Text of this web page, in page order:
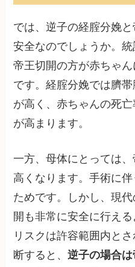
では、逆子の経腟分娩
安全なのでしょうか。統
帝王切開の方が赤ちゃ
です。経腟分娩では臍
が高く、赤ちゃんの死
が高まります。
一方、母体にとっては
高くなります。手術に
ためです。しかし、現
開も非常に安全に行え
リスクは許容範囲内と
断すると、逆子の場合